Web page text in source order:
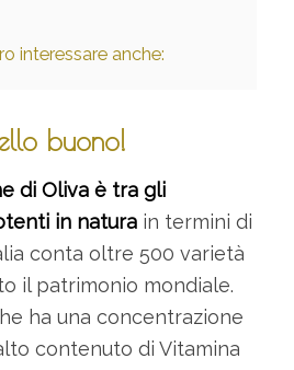
interessare anche:
buono!
di Oliva è tra gli
in naturain termini di
conta oltre 500 varietà
il patrimonio mondiale.
ha una concentrazione
contenuto di Vitamina